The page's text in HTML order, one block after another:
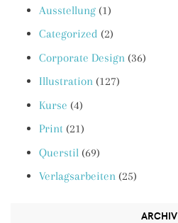
Ausstellung (1)
Categorized (2)
Corporate Design (36)
Illustration (127)
Kurse (4)
Print (21)
Querstil (69)
Verlagsarbeiten (25)
ARCHIV